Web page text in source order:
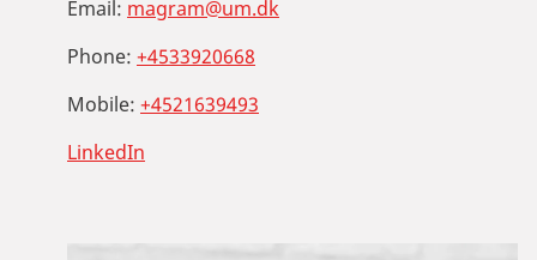
Email: magram@um.dk
Phone: +4533920668
Mobile: +4521639493
LinkedIn